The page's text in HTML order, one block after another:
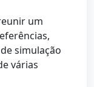
um
simulação
várias